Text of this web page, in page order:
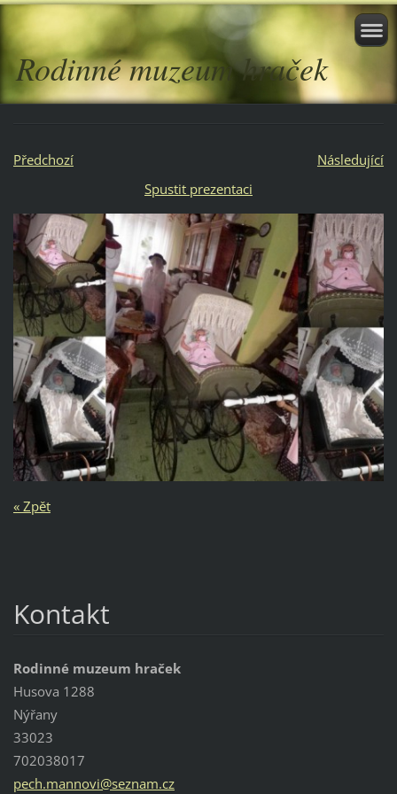
Rodinné muzeum hraček
Předchozí
Následující
Spustit prezentaci
« Zpět
Kontakt
Rodinné muzeum hraček
Husova 1288
Nýřany
33023
702038017
pech.mannovi@seznam.cz